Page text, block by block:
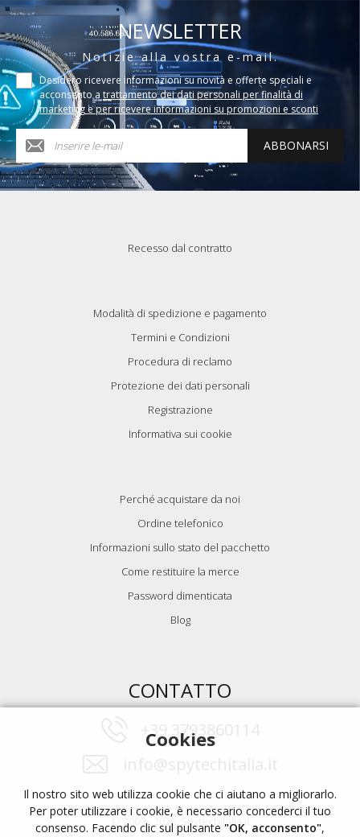
NEWSLETTER
Notizie alla vostra e-mail.
Desidero ricevere informazioni su novità e offerte speciali e
acconsento a trattamento dei dati personali per finalità di
marketing e per ricevere informazioni su promozioni e sconti
ABBONARSI
Recesso dal contratto
Modalità di spedizione e pagamento
Termini e Condizioni
Procedura di reclamo
Protezione dei dati personali
Registrazione
Informativa sui cookie
Perché acquistare da noi
Ordine telefonico
Informazioni sullo stato del pacchetto
Come restituire la merce
Password dimenticata
Blog
CONTATTO
+39 3793860114
© 2009 - 2026, Spytechitalia.it
Cookies
Il nostro sito web utilizza cookie che ci aiutano a migliorarlo.
Per poter utilizzare i cookie, è necessario concederci il tuo
consenso. Facendo clic sul pulsante "OK, acconsento",